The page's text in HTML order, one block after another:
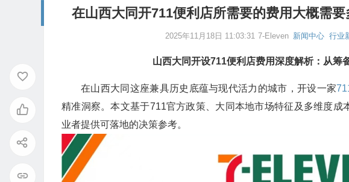
在山西大同开711便利店所需要的费用大概需
2025年11月18日 11:03:31 7-Eleven 新闻中心 行业
山西大同开设711便利店费用深度解析：从筹
在山西大同这座兼具历史底蕴与现代活力的城市，开设一家
精准洞察。本文基于711官方政策、大同本地市场特征及多维度成
业者提供可落地的决策参考。